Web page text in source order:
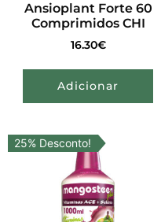
Ansioplant Forte 60
Comprimidos CHI
16.30€
Adicionar
25% Desconto!